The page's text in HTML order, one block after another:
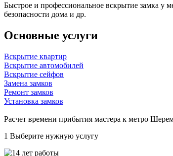
Быстрое и профессиональное вскрытие замка у
безопасности дома и др.
Основные услуги
Вскрытие квартир
Вскрытие автомобилей
Вскрытие сейфов
Замена замков
Ремонт замков
Установка замков
Расчет времени прибытия мастера к метро
1 Выберите нужную услугу